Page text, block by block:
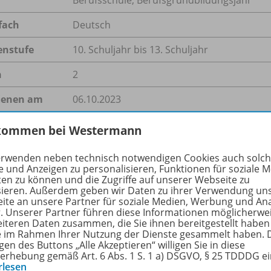
Deutsch
10. Schuljahr bis 13. Schuljahr
2
am
06.10.2023
599,9 kB
geht in diesem Jahr an den Norweger
bei Westermann
neben technisch notwendigen Cookies auch
und Anzeigen zu personalisieren, Funktionen für soziale
zu können und die Zugriffe auf unserer Webseite zu
Außerdem geben wir Daten zu ihrer Verwendung
an unsere Partner für soziale Medien, Werbung und
Unserer Partner führen diese Informationen
Daten zusammen, die Sie ihnen bereitgestellt
im Rahmen Ihrer Nutzung der Dienste gesammelt haben.
des Buttons „Alle Akzeptieren“ willigen Sie in diese
gemäß Art. 6 Abs. 1 S. 1 a) DSGVO, § 25 TDDDG